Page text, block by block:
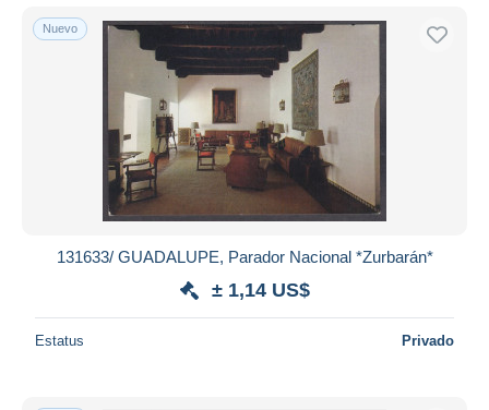
Nuevo
131633/ GUADALUPE, Parador Nacional *Zurbarán*
± 1,14 US$
Estatus Privado